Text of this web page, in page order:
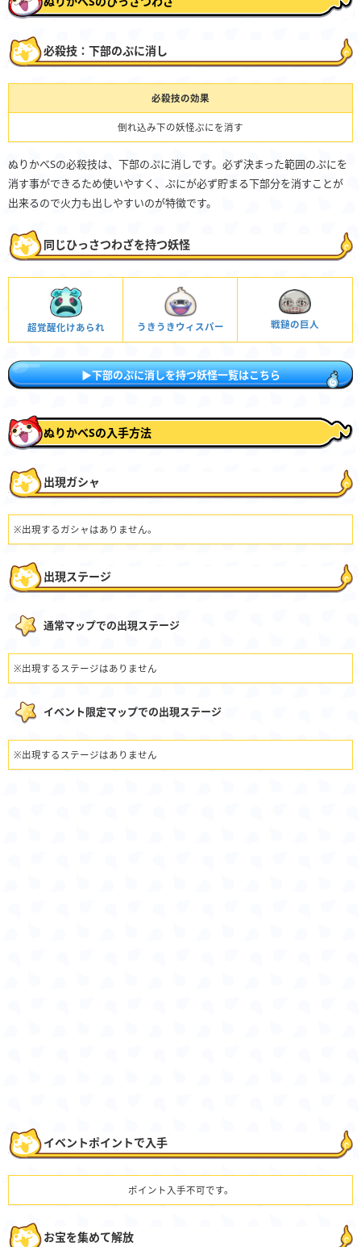
必殺技：下部のぷに消し
必殺技の効果
倒れ込み下の妖怪ぷにを消す
ぬりかべSの必殺技は、下部のぷに消しです。必ず決まった範囲のぷにを
消す事ができるため使いやすく、ぷにが必ず貯まる下部分を消すことが
出来るので火力も出しやすいのが特徴です。
同じひっさつわざを持つ妖怪
超覚醒化けあられ うきうきウィスパー 戦鎚の巨人
▶下部のぷに消しを持つ妖怪一覧はこちら
ぬりかべSの入手方法
出現ガシャ
※出現するガシャはありません。
出現ステージ
通常マップでの出現ステージ
※出現するステージはありません
イベント限定マップでの出現ステージ
※出現するステージはありません
イベントポイントで入手
ポイント入手不可です。
お宝を集めて解放